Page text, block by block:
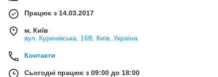
Працює з 14.03.2017
м. Київ
вул. Куренівська, 16В, Київ, Україна
Контакти
Сьогодні працює з 09:00 до 18:00